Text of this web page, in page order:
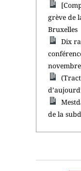
grève de
Bruxelles
Dix
novembre
de la